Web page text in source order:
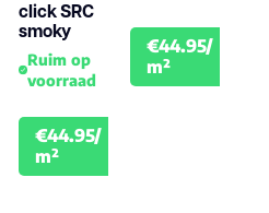
€49.95
click SRC
smoky
Ruim op
voorraad
€44.95/
m²
€44.95/
m²